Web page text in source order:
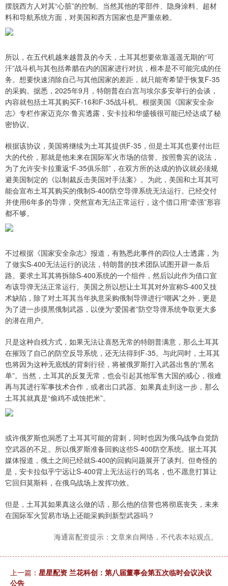
摆脱西方人对其“心脏”的控制。当然其他的零部件、隐身涂料、超材
料和导航系统方面，对美国和西方国家也是严重依赖。
所以，在五代机越来越普及的今天，土耳其想要依靠遥遥无期的“可
汗”战斗机与其包括希腊在内的国家进行对抗，根本是不可能完成的任
务。想要快速消除自己与其他国家的差距，就只能寄希望于恢复F-35
的采购。据悉，2025年9月，特朗普在白宫与埃尔多安举行的会谈，
内容就包括土耳其购买F-16和F-35战斗机。根据美国《国家安全杂
志》专栏作家迈克尔·鲁宾透露，安卡拉和华盛顿很可能已经达成了秘
密协议。
根据该协议，美国将继续为土耳其提供F-35，但是土耳其也要付出巨
大的代价，那就是他未来在国际军火市场的信誉。按照鲁宾的说法，
为了允许安卡拉重返“F-35俱乐部”，在双方所的达成的协议就必须规
避美国制定的《以制裁反击美国对手法案》。为此，美国和土耳其可
能会宣布土耳其购买的俄制S-400防空导弹系统无法运行。已经交付
并使用6年多的导弹，突然宣布无法正常运行，这个借口用“牵强”形容
都不够。
不过根据《国家安全杂志》报道，有熟悉此事件的四位人士透露，为
了做实S-400无法运行的说法，特朗普的技术团队试图开辟一条后
路。要求土耳其将拆除S-400系统的一个组件，然后以此作为借口宣
布该导弹无法正常运行。美国之所以想让土耳其对外宣称S-400又技
术缺陷，除了对土耳其当年执意采购俄制导弹进行“嘲讽”之外，更是
为了进一步摸黑俄制武器，以便为“爱国者”防空导弹系统争取更大多
的潜在用户。
只是这种自残方式，如果无法让喜怒无常的特朗普满意，那么土耳其
在摧毁了自己的防空反导系统，还无法得到F-35。与此同时，土耳其
也将因为这种无底线的背刺行径，将被俄罗斯打入武器出售的“黑名
单”。当然，土耳其的反复无常，也会引起其他军售大国的戒心，很难
再与其进行军事技术合作，或者出口武器。如果真走到这一步，那么
土耳其就真是“偷鸡不成蚀把米”。
或许俄罗斯也洞悉了土耳其可能的背刺，同时也因为俄乌战争自觉防
空武器的不足。所以俄罗斯准备回购这些S-400防空系统。据土耳其
媒体报道，俄土之间已经就S-400的回购问题展开了谈判。但奇怪的
是，安卡拉似乎宁远让S-400背上无法运行的骂名，也不愿意打算让
它回归莫斯科，在俄乌战场上发挥功效。
但是，土耳其如果真这么做的话，那么他的信誉也将彻底丧失，未来
在国际军火贸易市场上还能采购到新型武器吗？
海通富配资提示：文章来自网络，不代表本站观点。
上一篇： 星星配资 兰花科创：第八届董事会第五次临时会议决议
公告